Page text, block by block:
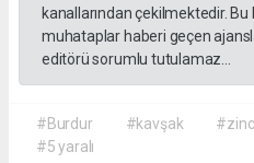
kanallarından çekilmektedir.
muhataplar haberi geçen
editörü sorumlu tutulamaz...
#Burdur #kavşak
#5 yaralı